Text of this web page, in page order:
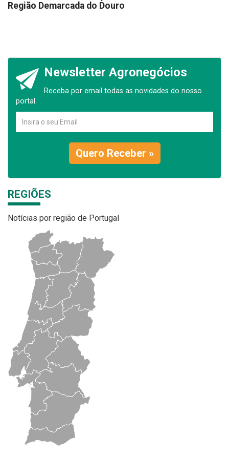
Região Demarcada do Douro
Newsletter Agronegócios
Receba por email todas as novidades do nosso
portal.
Quero Receber »
REGIÕES
Notícias por região de Portugal